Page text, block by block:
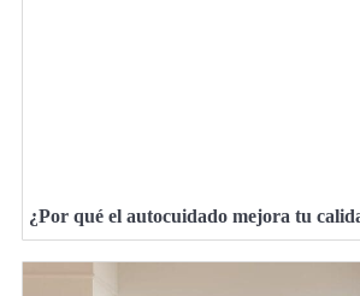
¿Por qué el autocuidado mejora tu